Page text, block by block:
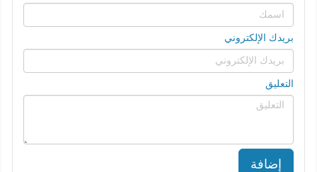
بريدك الإلكتروني
التعليق
إضافة